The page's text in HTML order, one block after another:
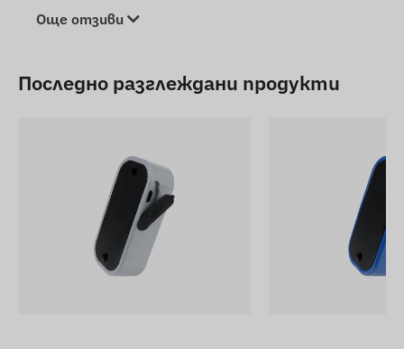
Още отзиви
Последно разглеждани продукти